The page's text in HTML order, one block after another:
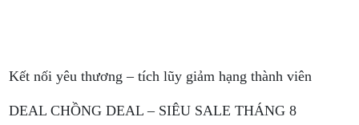
Kết nối yêu thương – tích lũy giảm hạng thành viên
DEAL CHỒNG DEAL – SIÊU SALE THÁNG 8